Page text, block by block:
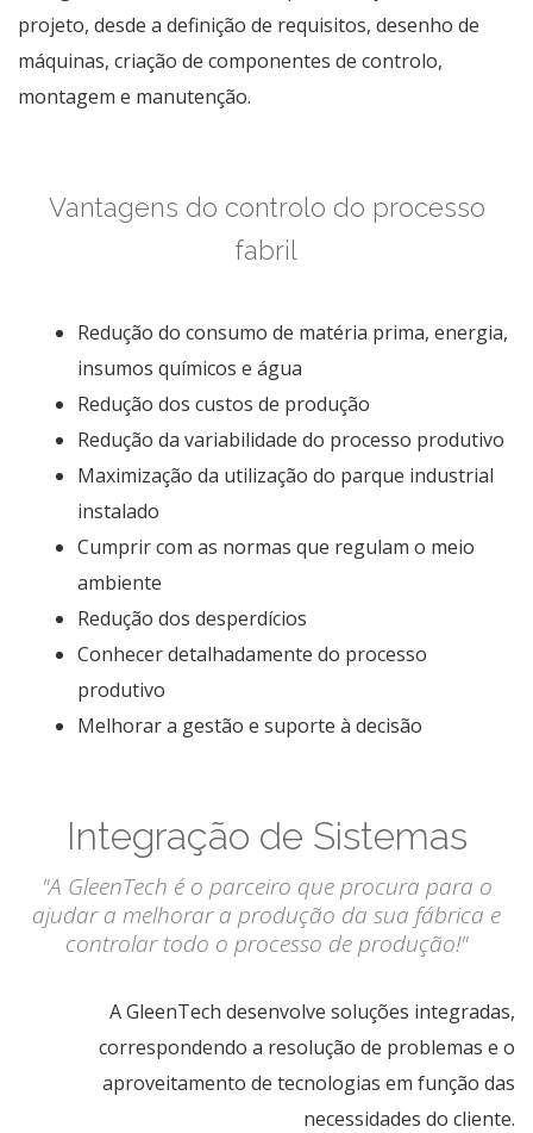
projeto, desde a definição de requisitos, desenho de
máquinas, criação de componentes de controlo,
montagem e manutenção.
Vantagens do controlo do processo
fabril
Redução do consumo de matéria prima, energia,
insumos químicos e água
Redução dos custos de produção
Redução da variabilidade do processo produtivo
Maximização da utilização do parque industrial
instalado
Cumprir com as normas que regulam o meio
ambiente
Redução dos desperdícios
Conhecer detalhadamente do processo
produtivo
Melhorar a gestão e suporte à decisão
Integração de Sistemas
"A GleenTech é o parceiro que procura para o
ajudar a melhorar a produção da sua fábrica e
controlar todo o processo de produção!"
A GleenTech desenvolve soluções integradas,
correspondendo a resolução de problemas e o
aproveitamento de tecnologias em função das
necessidades do cliente.